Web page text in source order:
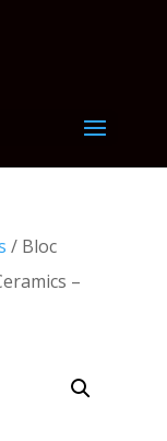
/ Bloc
–